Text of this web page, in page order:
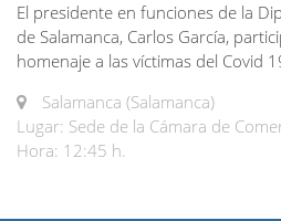
El presidente en funciones de la
de Salamanca, Carlos García,
homenaje a las víctimas del Covid
Salamanca (Salamanca)
Lugar: Sede de la Cámara de
Hora: 12:45 h.